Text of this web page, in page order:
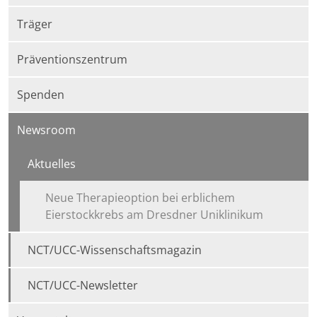
Träger
Präventionszentrum
Spenden
Newsroom
Aktuelles
Neue Therapieoption bei erblichem
Eierstockkrebs am Dresdner Uniklinikum
NCT/UCC-Wissenschaftsmagazin
NCT/UCC-Newsletter